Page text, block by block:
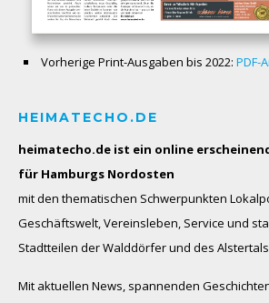
Vorherige Print-Ausgaben bis 2022: PDF-
HEIMATECHO.DE
heimatecho.de ist ein online
für Hamburgs Nordosten
mit den thematischen Schwerpunkten
Geschäftswelt, Vereinsleben, Service und
Stadtteilen der Walddörfer und des
Mit aktuellen News, spannenden